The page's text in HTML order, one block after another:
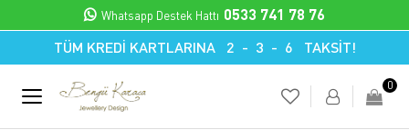
TÜM KREDİ KARTLARINA 2 - 3 - 6 TAKSİT!
Whatsapp Destek Hattı 0533 741 78 76
0